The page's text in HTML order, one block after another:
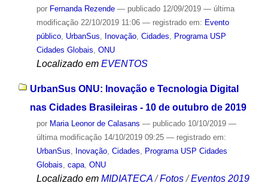
por Fernanda Rezende — publicado12/09/2019 — última
modificação22/10/2019 11:06 — registrado em: Evento
público, UrbanSus Inovação, Cidades
Programa USP
Cidades Globais ONU
Localizado em EVENTOS
UrbanSus ONU: Inovação e Tecnologia Digital
nas Cidades Brasileiras - 10 de outubro de 2019
por Maria Leonor de Calasans — publicado10/10/2019 —
última modificação14/10/2019 09:25 — registrado em:
UrbanSus, Inovação, Cidades, Programa USP Cidades
Globais, capa, ONU
Localizado em MIDIATECA /Fotos /Eventos 2019